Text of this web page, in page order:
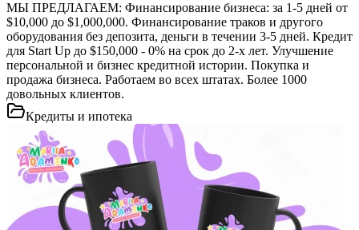
МЫ ПРЕДЛАГАЕМ: Финансирование бизнеса: за 1-5 дней от
$10,000 до $1,000,000. Финансирование траков и другого
оборудования без депозита, деньги в течении 3-5 дней. Кредит
для Start Up до $150,000 - 0% на срок до 2-х лет. Улучшение
персональной и бизнес кредитной истории. Покупка и
продажа бизнеса. Работаем во всех штатах. Более 1000
довольных клиентов.
Кредиты и ипотека